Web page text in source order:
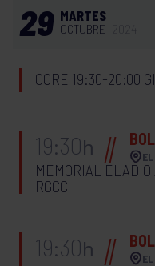
29 MARTES
OCTUBRE
CORE 19:30-20:00
19:30h
MEMORIAL
RGCC
19:30h